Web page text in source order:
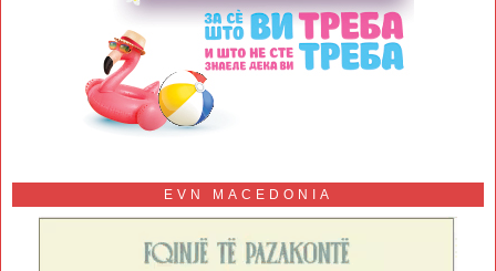
EVN MACEDONIA